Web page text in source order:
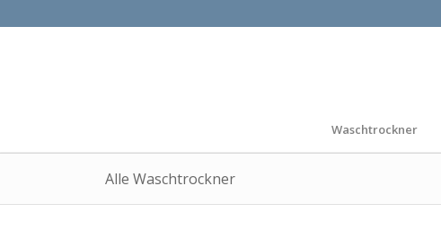
Waschtrockner
Alle Waschtrockner